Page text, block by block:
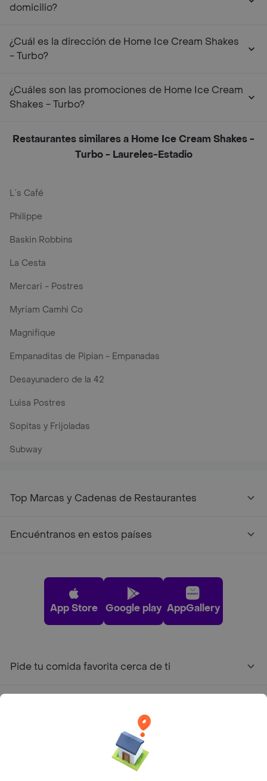
domicilio?
¿Cuál es la dirección de Home Ice Cream Shakes
- Turbo?
¿Cuáles son las promociones de Home Ice Cream
Shakes - Turbo?
Restaurantes similares a Home Ice Cream Shakes -
Turbo - Laureles-Estadio
L´s Café
Philippe
Baskin Robbins
La Cesta
Mercari - Postres
Myriam Camhi Co
Magnifique
Empanaditas de Pipian - Empanadas
Desayunadero de la 42
Luisa Postres
Sopitas y Frijoladas
Subway
Top Marcas y Cadenas de Restaurantes
Encuéntranos en estos países
App Store Google play AppGallery
Pide tu comida favorita cerca de ti